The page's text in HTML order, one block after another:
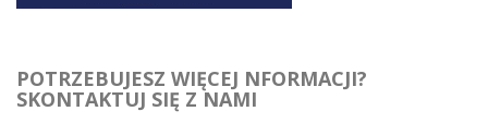
POTRZEBUJESZ WIĘCEJ NFORMACJI?
SKONTAKTUJ SIĘ Z NAMI